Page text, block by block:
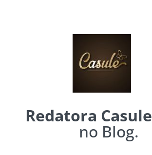
Redatora Casule
no Blog.